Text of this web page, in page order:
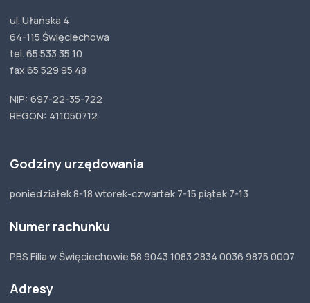
ul. Ułańska 4
64-115 Święciechowa
tel. 65 533 35 10
fax 65 529 95 48
NIP: 697-22-35-722
REGON: 411050712
Godziny urzędowania
poniedziałek 8-18 wtorek-czwartek 7-15 piątek 7-13
Numer rachunku
PBS Filia w Święciechowie 58 9043 1083 2834 0036 9875 0007
Adresy